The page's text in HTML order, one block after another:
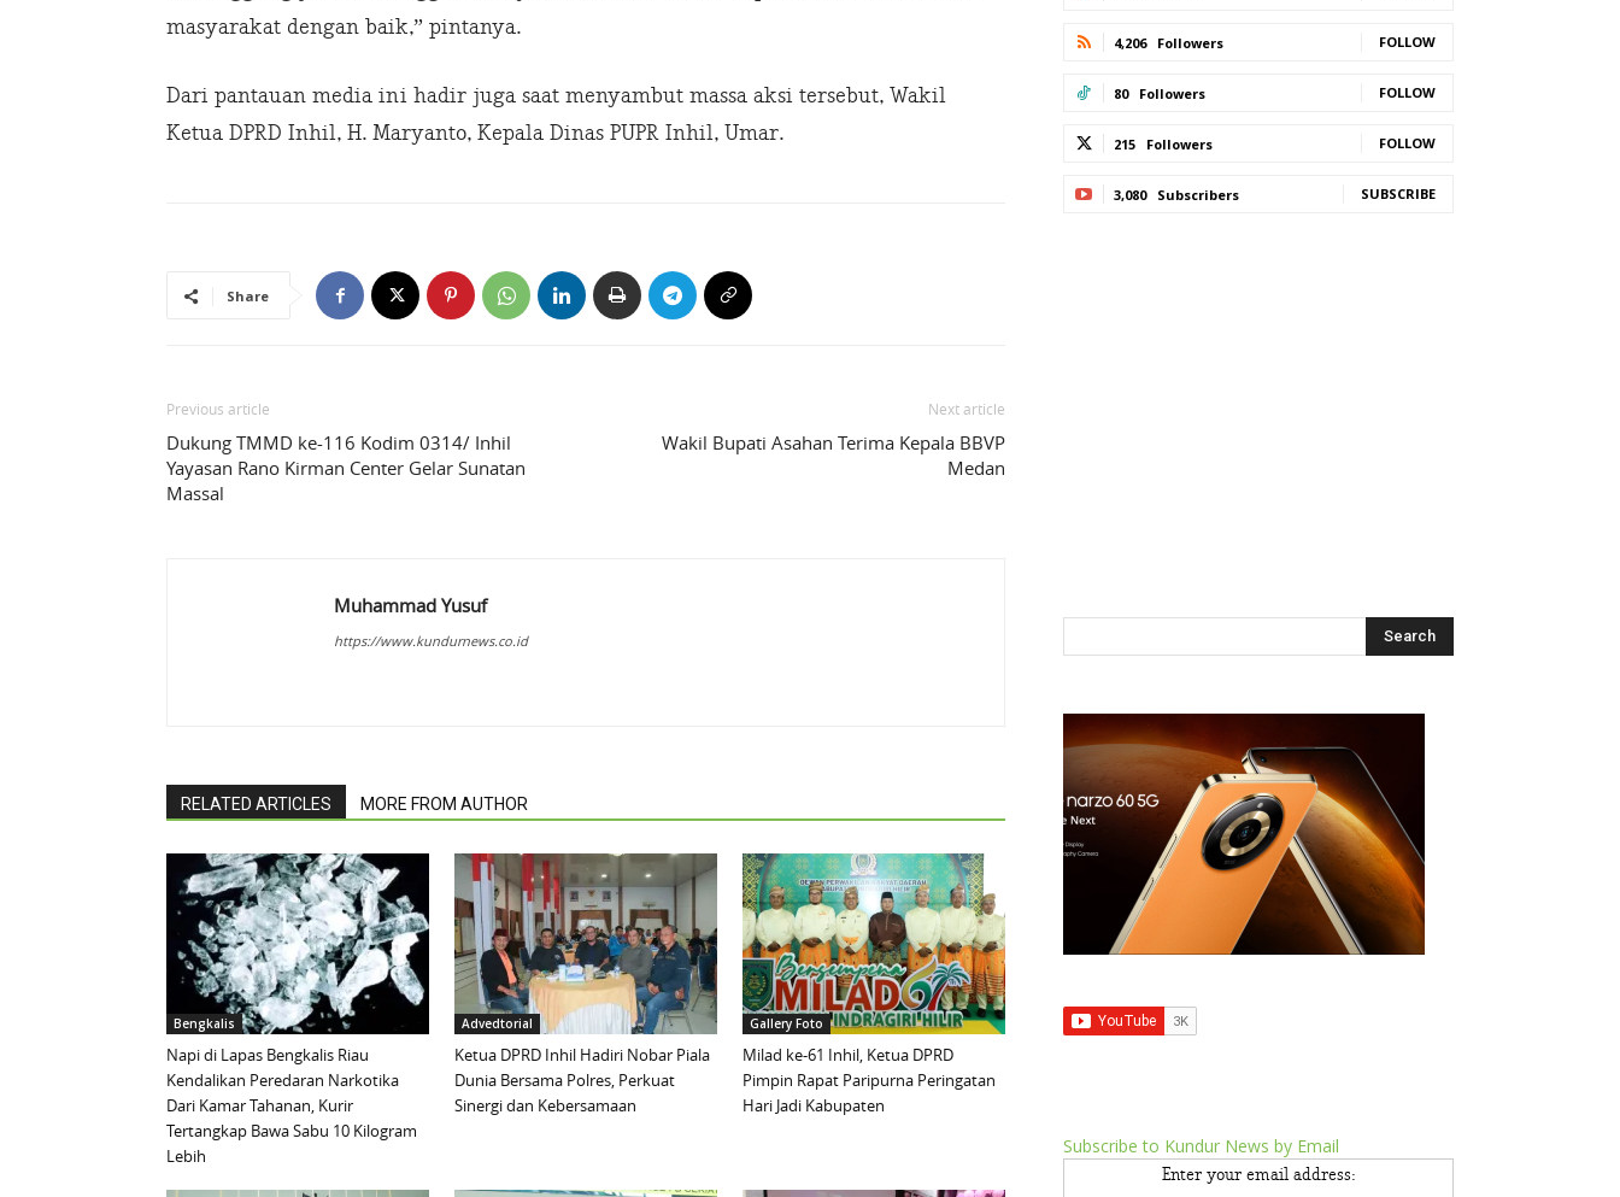
masyarakat dengan baik,” pintanya.
Dari pantauan media ini hadir juga saat menyambut massa aksi tersebut, Wakil
Ketua DPRD Inhil, H. Maryanto, Kepala Dinas PUPR Inhil, Umar.
Share
Previous article
Dukung TMMD ke-116 Kodim 0314/ Inhil
Yayasan Rano Kirman Center Gelar Sunatan
Massal
Next article
Wakil Bupati Asahan Terima Kepala BBVP
Medan
Muhammad Yusuf
https://www.kundurnews.co.id
RELATED ARTICLES MORE FROM AUTHOR
Bengkalis
Napi di Lapas Bengkalis Riau
Kendalikan Peredaran Narkotika
Dari Kamar Tahanan, Kurir
Tertangkap Bawa Sabu 10 Kilogram
Lebih
Advedtorial
Ketua DPRD Inhil Hadiri Nobar Piala
Dunia Bersama Polres, Perkuat
Sinergi dan Kebersamaan
Gallery Foto
Milad ke-61 Inhil, Ketua DPRD
Pimpin Rapat Paripurna Peringatan
Hari Jadi Kabupaten
4,206 Followers FOLLOW
80 Followers FOLLOW
215 Followers FOLLOW
3,080 Subscribers SUBSCRIBE
Subscribe to Kundur News by Email
Enter your email address: